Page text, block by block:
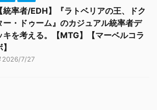
【統率者/EDH】『ラトベリアの王、ドク
ー・ドゥーム』のカジュアル統率者デ
キを考える。【MTG】【マーベルコラ
2026/7/27